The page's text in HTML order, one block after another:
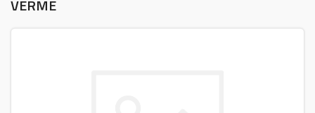
VERME